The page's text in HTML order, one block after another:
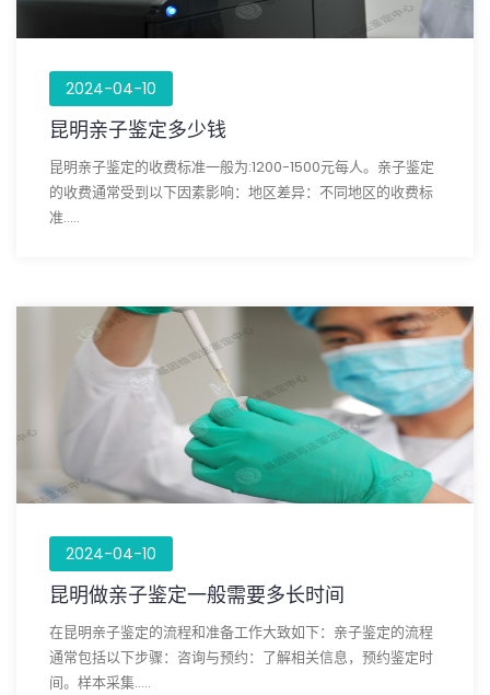
2024-04-10
昆明亲子鉴定多少钱
昆明亲子鉴定的收费标准一般为:1200-1500元每人。亲子鉴定
的收费通常受到以下因素影响：地区差异：不同地区的收费标
准.....
2024-04-10
昆明做亲子鉴定一般需要多长时间
在昆明亲子鉴定的流程和准备工作大致如下：亲子鉴定的流程
通常包括以下步骤：咨询与预约：了解相关信息，预约鉴定时
间。样本采集.....